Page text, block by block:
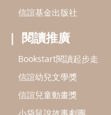
信誼基金出版社
閱讀推廣
Bookstart閱讀起步走
信誼幼兒文學獎
信誼兒童動畫獎